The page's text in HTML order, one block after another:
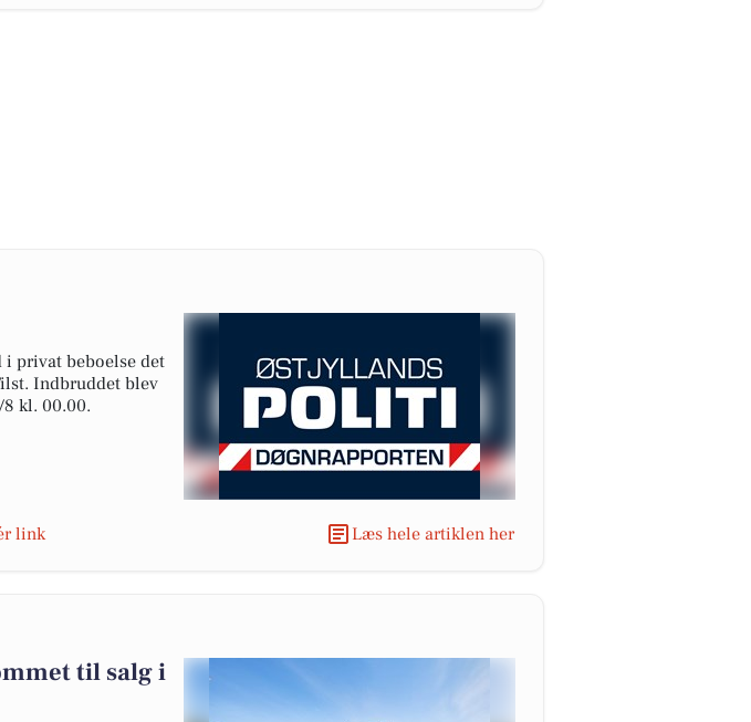
privat beboelse det
Indbruddet blev
kl. 00.00.
link Læs hele artiklen her
til salg i